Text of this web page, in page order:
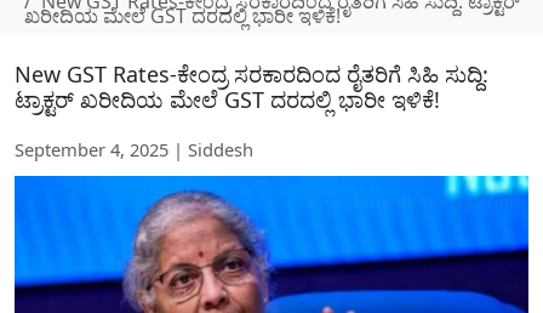
ಖರೀದಿಯ ಮೇಲೆ GST ದರದಲ್ಲಿ ಭಾರೀ ಇಳಿಕೆ!
New GST Rates-ಕೇಂದ್ರ ಸರಕಾರದಿಂದ ರೈತರಿಗೆ ಸಿಹಿ ಸುದ್ದಿ:
ಟ್ರಾಕ್ಟರ್ ಖರೀದಿಯ ಮೇಲೆ GST ದರದಲ್ಲಿ ಭಾರೀ ಇಳಿಕೆ!
September 4, 2025 | Siddesh